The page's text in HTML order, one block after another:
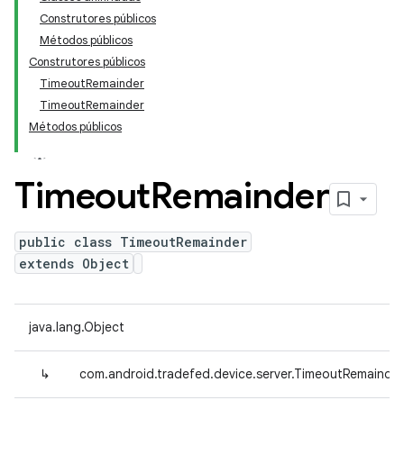
Construtores públicos
Métodos públicos
Construtores públicos
TimeoutRemainder
TimeoutRemainder
Métodos públicos
TimeoutRemainder
public class TimeoutRemainder
extends Object
java.lang.Object
↳ com.android.tradefed.device.server.TimeoutRemainder